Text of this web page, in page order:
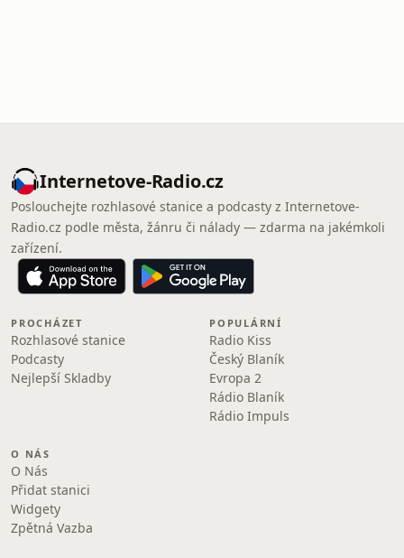
Internetove-Radio.cz
Poslouchejte rozhlasové stanice a podcasty z Internetove-
Radio.cz podle města, žánru či nálady — zdarma na jakémkoli
zařízení.
PROCHÁZET
Rozhlasové stanice
Podcasty
Nejlepší Skladby
POPULÁRNÍ
Radio Kiss
Český Blaník
Evropa 2
Rádio Blaník
Rádio Impuls
O NÁS
O Nás
Přidat stanici
Widgety
Zpětná Vazba